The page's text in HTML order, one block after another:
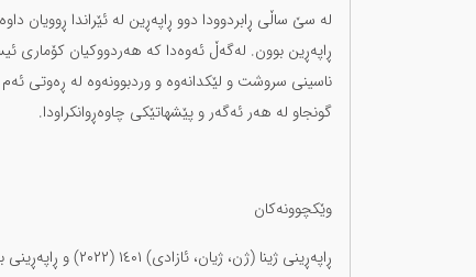
لە سێ ساڵی ڕابردوودا دوو ڕاپەڕین لە ئێراندا ڕوویان
ڕاپەڕین بوون. لەگەڵ ئەوەدا کە هەردووکیان کۆماری
ناسینی سروشت و لێکدانەوە و وردبوونەوە لە ڕەوتی ئەم
گونجاو لە هەر ئەگەر و پێشهاتێکی چاوەڕوانکراودا.
وێکچوونەکان